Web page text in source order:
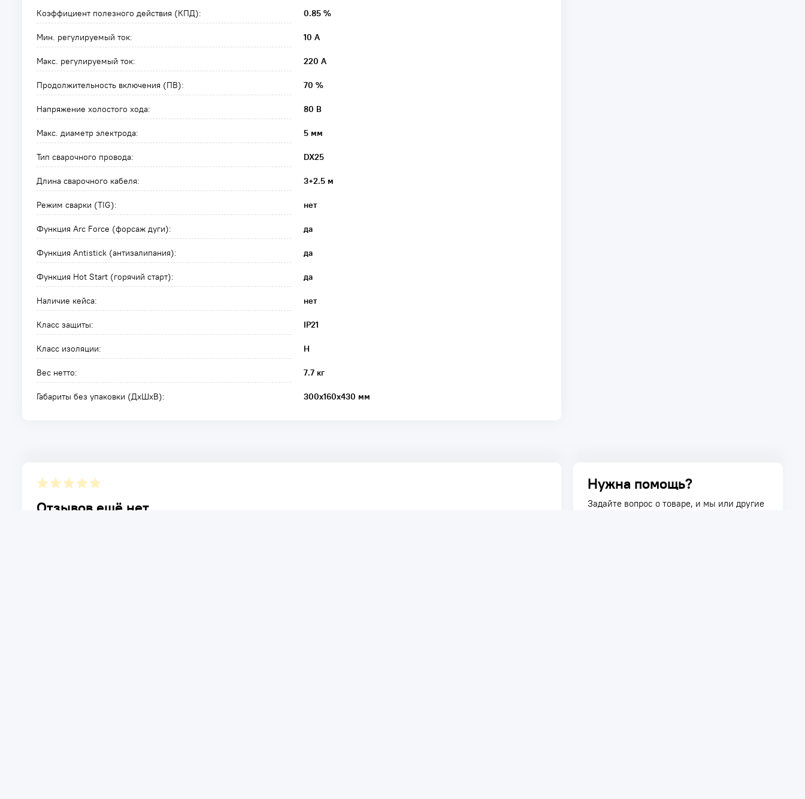
Коэффициент полезного действия (КПД): 0.85 %
Мин. регулируемый ток: 10 А
Макс. регулируемый ток: 220 А
Продолжительность включения (ПВ): 70 %
Напряжение холостого хода: 80 В
Макс. диаметр электрода: 5 мм
Тип сварочного провода: DX25
Длина сварочного кабеля: 3+2.5 м
Режим сварки (TIG): нет
Функция Arc Force (форсаж дуги): да
Функция Antistick (антизалипания): да
Функция Hot Start (горячий старт): да
Наличие кейса: нет
Класс защиты: IP21
Класс изоляции: H
Вес нетто: 7.7 кг
Габариты без упаковки (ДxШxВ): 300х160х430 мм
Отзывов ещё нет.
Нужна помощь?
Задайте вопрос о товаре, и мы или другие